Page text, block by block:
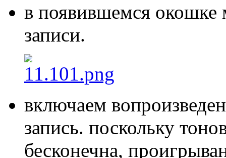
в появившемся окошке
записи.
включаем
запись. поскольку
бесконечна,